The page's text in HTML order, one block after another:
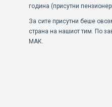
година (присутни
За сите присутни беше
страна на нашиот тим. По
МАК.